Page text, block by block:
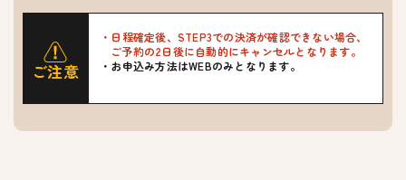
ご注意
日程確定後、STEP3での決済が確認できない場合、
ご予約の2日後に自動的にキャンセルとなります。
お申込み方法はWEBのみとなります。